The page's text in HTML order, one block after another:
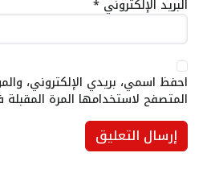
البريد الإلكتروني *
احفظ اسمي، بريدي الإلكتروني،
المتصفح لاستخدامها المرة